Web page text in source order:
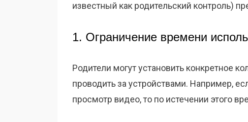
известный как родительский контроль)
1. Ограничение времени
Родители могут установить конкретное
проводить за устройствами. Например,
просмотр видео, то по истечении этого